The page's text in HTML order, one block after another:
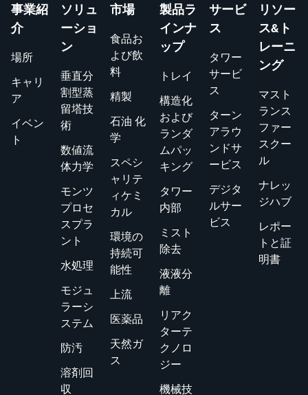
事業紹
介
場所
キャリ
ア
イベン
ト
ソリュ
ーショ
ン
垂直分
割型蒸
留塔技
術
数値流
体力学
モンツ
プロセ
スプラ
ント
水処理
モジュ
ラーシ
ステム
防汚
溶剤回
収
市場
食品お
よび飲
料
精製
石油 化
学
スペシ
ャリテ
ィケミ
カル
環境の
持続可
能性
上流
医薬品
天然ガ
ス
製品ラ
インナ
ップ
トレイ
構造化
および
ランダ
ムパッ
キング
タワー
内部
ミスト
除去
液液分
離
リアク
ターテ
クノロ
ジー
機械技
サービ
ス
タワー
サービ
ス
ターン
アラウ
ンドサ
ービス
デジタ
ルサー
ビス
リソー
ス&ト
レーニ
ング
マスト
ランス
ファー
スクー
ル
ナレッ
ジハブ
レポー
トと証
明書